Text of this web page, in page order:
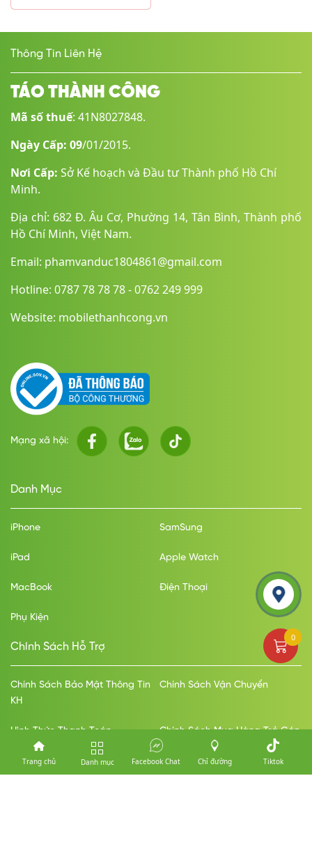
Thông Tin Liên Hệ
TÁO THÀNH CÔNG
Mã số thuế: 41N8027848.
Ngày Cấp: 09/01/2015.
Nơi Cấp: Sở Kế hoạch và Đầu tư Thành phố Hồ Chí
Minh.
Địa chỉ: 682 Đ. Âu Cơ, Phường 14, Tân Bình, Thành phố
Hồ Chí Minh, Việt Nam.
Email: phamvanduc1804861@gmail.com
Hotline: 0787 78 78 78 - 0762 249 999
Website: mobilethanhcong.vn
Mạng xã hội:
Danh Mục
iPhone SamSung
iPad Apple Watch
MacBook Điện Thoại
Phụ Kiện
Chính Sách Hỗ Trợ
Chính Sách Bảo Mật Thông Tin
KH
Chính Sách Vận Chuyển
Hình Thức Thanh Toán Chính Sách Mua Hàng Trả Góp
Chính Sách Đổi Trả Bảo Hành
0
Trang chủ Danh mục Facebook Chat Chỉ đường Tiktok